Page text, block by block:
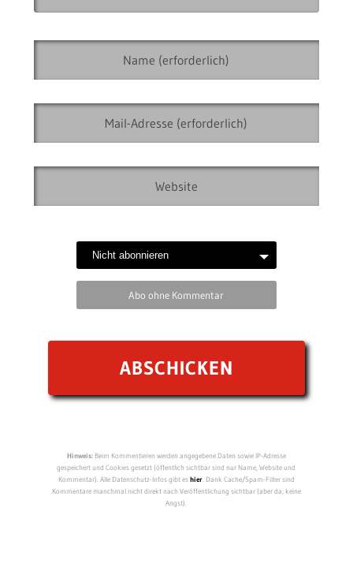
Abo ohne Kommentar
Hinweis:Beim Kommentieren werden angegebene Daten sowie IP-Adresse
gespeichert und Cookies gesetzt (öffentlich sichtbar sind nur Name, Website und
Kommentar). Alle Datenschutz-Infos gibt eshier. Dank Cache/Spam-Filter sind
Kommentare manchmal nicht direkt nach Veröffentlichung sichtbar (aber da, keine
Angst).